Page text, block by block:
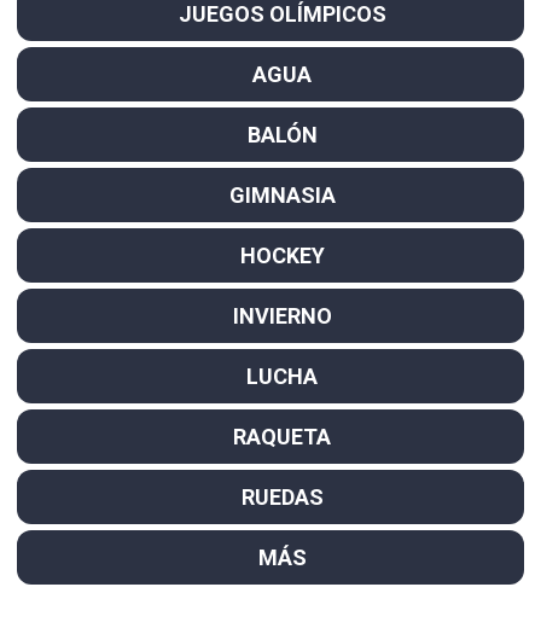
JUEGOS OLÍMPICOS
AGUA
BALÓN
GIMNASIA
HOCKEY
INVIERNO
LUCHA
RAQUETA
RUEDAS
MÁS